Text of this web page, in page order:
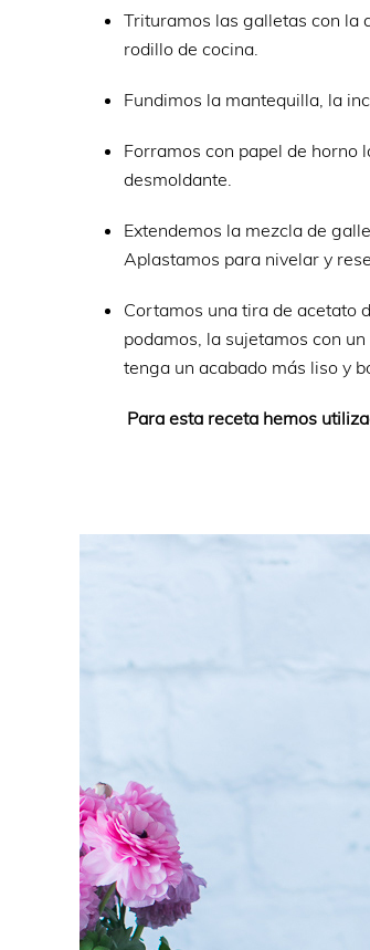
Trituramos las galletas con la
rodillo de cocina.
Fundimos la mantequilla, la
Forramos con papel de horno
desmoldante.
Extendemos la mezcla de
Aplastamos para nivelar y
Cortamos una tira de acetato
podamos, la sujetamos con
tenga un acabado más liso y
Para esta receta hemos